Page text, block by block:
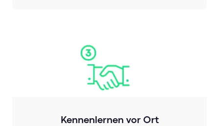
Kennenlernen vor Ort